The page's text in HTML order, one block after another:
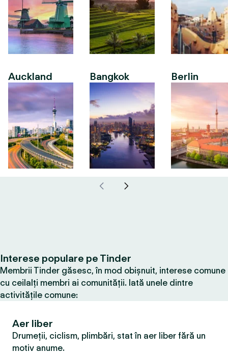
Auckland Bangkok Berlin
Interese populare pe Tinder
Membrii Tinder găsesc, în mod obișnuit, interese comune
cu ceilalți membri ai comunității. Iată unele dintre
activitățile comune:
Aer liber
Drumeții, ciclism, plimbări, stat în aer liber fără un
motiv anume.